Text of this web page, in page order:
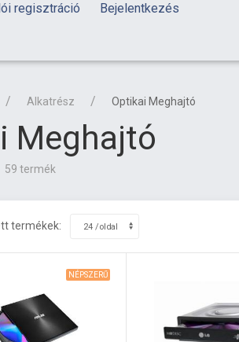
regisztráció Bejelentkezés
Alkatrész Optikai Meghajtó
Meghajtó
59 termék
termékek:
NÉPSZERŰ